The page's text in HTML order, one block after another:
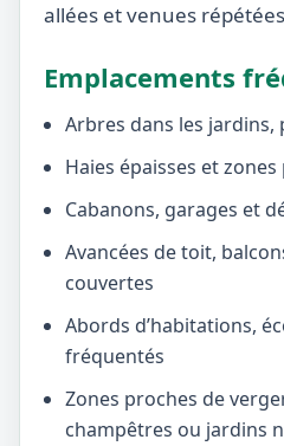
allées et venues
Emplacements
Arbres dans les jardins,
Haies épaisses et
Cabanons, garages et
Avancées de toit,
couvertes
Abords d’habitations,
fréquentés
Zones proches de
champêtres ou jardins